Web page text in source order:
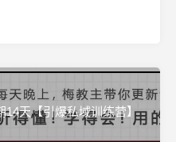
14天【引爆私域训练营】